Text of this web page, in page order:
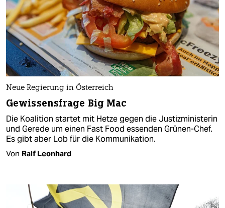
Neue Regierung in Österreich
Gewissensfrage Big Mac
Die Koalition startet mit Hetze gegen die Justizministerin
und Gerede um einen Fast Food essenden Grünen-Chef.
Es gibt aber Lob für die Kommunikation.
Von Ralf Leonhard